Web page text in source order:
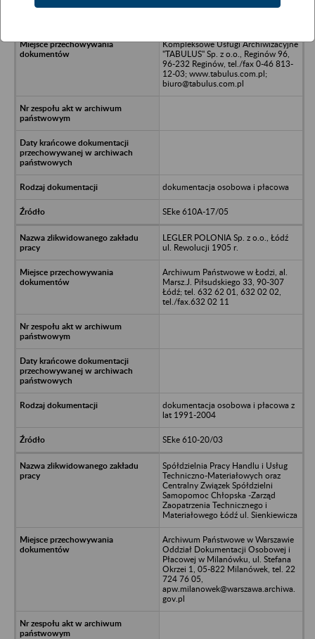
ALUCO - PLAST Sp. z o.o.,42-200
Kompleksowe Usługi Archiwizacyjne
"TABULUS" Sp. z o.o., Reginów 96,
96-232 Reginów, tel./fax 0-46 813-
12-03; www.tabulus.com.pl;
biuro@tabulus.com.pl
dokumentacja osobowa i płacowa
SEke 610A-17/05
LEGLER POLONIA Sp. z o.o., Łódź
ul. Rewolucji 1905 r.
Archiwum Państwowe w Łodzi, al.
Marsz.J. Piłsudskiego 33, 90-307
Łódź; tel. 632 62 01, 632 02 02,
tel./fax.632 02 11
dokumentacja osobowa i płacowa z
lat 1991-2004
SEke 610-20/03
Spółdzielnia Pracy Handlu i Usług
Techniczno-Materiałowych oraz
Centralny Związek Spółdzielni
Samopomoc Chłopska -Zarząd
Zaopatrzenia Technicznego i
Materiałowego Łódź ul. Sienkiewicza
Archiwum Państwowe w Warszawie
Oddział Dokumentacji Osobowej i
Płacowej w Milanówku, ul. Stefana
Okrzei 1, 05-822 Milanówek, tel. 22
724 76 05,
apw.milanowek@warszawa.archiwa.
gov.pl